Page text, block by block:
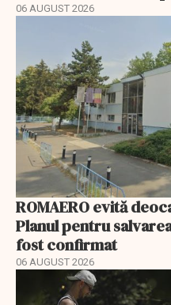
06 AUGUST 2026
ROMAERO evită
Planul pentru
fost confirmat
06 AUGUST 2026